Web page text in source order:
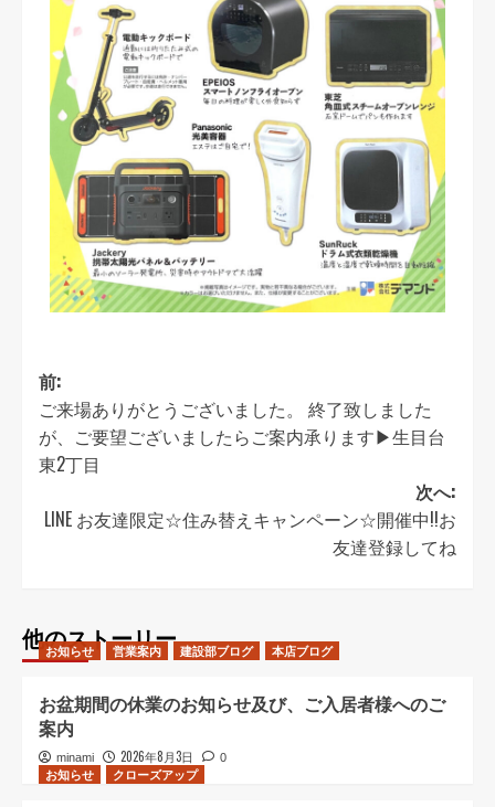
前:
ご来場ありがとうございました。 終了致しました
が、ご要望ございましたらご案内承ります▶︎生目台
東2丁目
次へ:
LINE お友達限定☆住み替えキャンペーン☆開催中!!お
友達登録してね
他のストーリー
お知らせ 営業案内 建設部ブログ 本店ブログ
お盆期間の休業のお知らせ及び、ご入居者様へのご
案内
minami 2026年8月3日 0
お知らせ クローズアップ